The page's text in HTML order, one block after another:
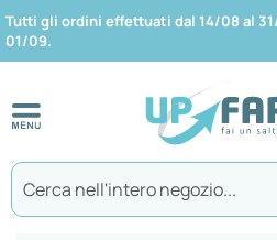
Tutti gli ordini effettuati dal 14/08 al
01/09.